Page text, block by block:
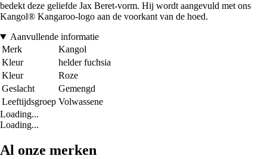
bedekt deze geliefde Jax Beret-vorm. Hij wordt aangevuld met ons
Kangol® Kangaroo-logo aan de voorkant van de hoed.
Aanvullende informatie
Merk
Kangol
Kleur
helder fuchsia
Kleur
Roze
Geslacht
Gemengd
Leeftijdsgroep Volwassene
Loading...
Loading...
Al onze merken